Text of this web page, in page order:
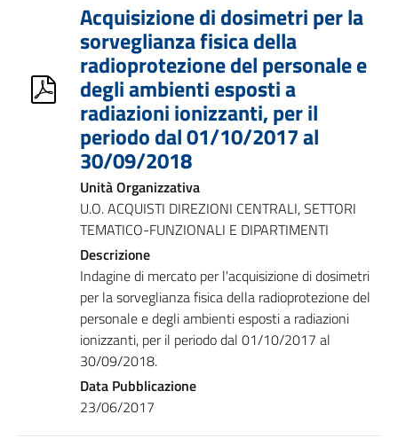
Acquisizione di dosimetri per la
sorveglianza fisica della
radioprotezione del personale e
degli ambienti esposti a
radiazioni ionizzanti, per il
periodo dal 01/10/2017 al
30/09/2018
Unità Organizzativa
U.O. ACQUISTI DIREZIONI CENTRALI, SETTORI
TEMATICO-FUNZIONALI E DIPARTIMENTI
Descrizione
Indagine di mercato per l'acquisizione di dosimetri
per la sorveglianza fisica della radioprotezione del
personale e degli ambienti esposti a radiazioni
ionizzanti, per il periodo dal 01/10/2017 al
30/09/2018.
Data Pubblicazione
23/06/2017